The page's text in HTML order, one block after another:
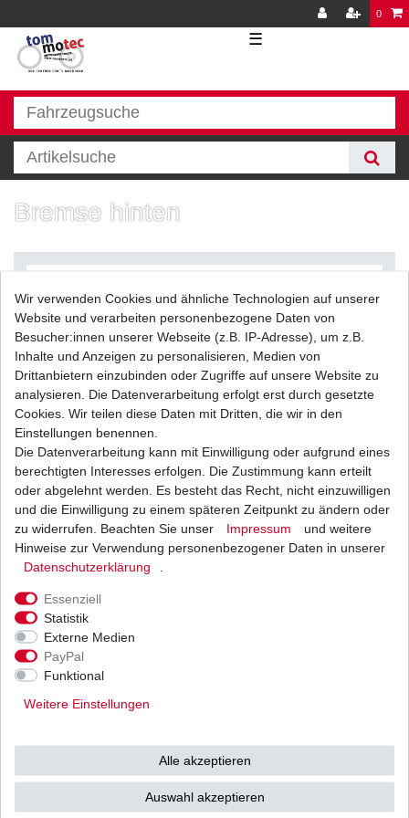
0
☰
Bremse hinten
Filter
Bremsbeläge EBC FA 159 FA159 Bremsklötze
Polaris
UVP 29,43 € ab 20,15 € *
*inkl. ges. MwSt.zzgl.Versandkosten
Versand
Ab einem Warenwert von
500 Euro versenden wir
53783 Eitorf (
unbedingt Termin
Wir verwenden Cookies und ähnliche Technologien auf unserer
Website und verarbeiten personenbezogene Daten von
Besucher:innen unserer Webseite (z.B. IP-Adresse), um z.B.
Inhalte und Anzeigen zu personalisieren, Medien von
Drittanbietern einzubinden oder Zugriffe auf unsere Website zu
analysieren. Die Datenverarbeitung erfolgt erst durch gesetzte
Cookies. Wir teilen diese Daten mit Dritten, die wir in den
Einstellungen benennen.
Die Datenverarbeitung kann mit Einwilligung oder aufgrund eines
berechtigten Interesses erfolgen. Die Zustimmung kann erteilt
oder abgelehnt werden. Es besteht das Recht, nicht einzuwilligen
und die Einwilligung zu einem späteren Zeitpunkt zu ändern oder
zu widerrufen. Beachten Sie unser
Impressum
und weitere
Hinweise zur Verwendung personenbezogener Daten in unserer
Daten­schutz­erklärung
Essenziell
Statistik
Externe Medien
PayPal
Funktional
Weitere Einstellungen
Alle akzeptieren
Auswahl akzeptieren